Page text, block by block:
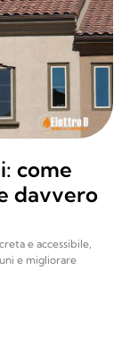
come
davvero
e accessibile,
e migliorare